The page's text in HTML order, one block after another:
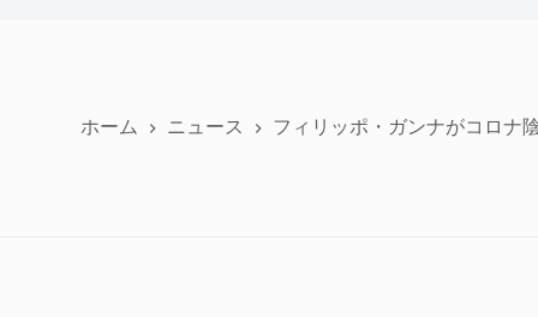
ホーム ニュース フィリッポ・ガンナがコロナ